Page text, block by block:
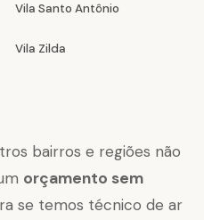
Vila Santo Antônio
Vila Zilda
bairros e regiões não
orçamento sem
se temos técnico de ar